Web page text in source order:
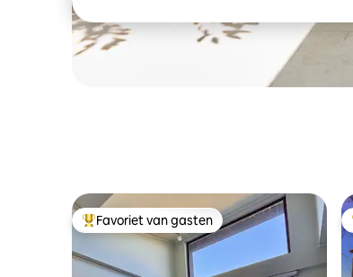
Topfavoriet van gasten
Favoriet van gasten